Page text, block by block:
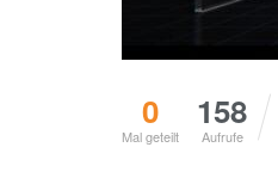
0
Mal geteilt
158
Aufrufe